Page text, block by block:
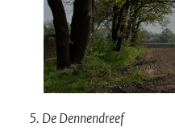
5. De Dennendreef